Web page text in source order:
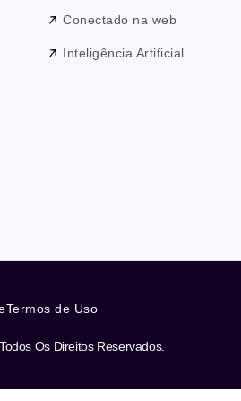
Conectado na web
Inteligência Artificial
Os Direitos Reservados.
Termos de Uso